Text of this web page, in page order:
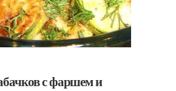
с фаршем и